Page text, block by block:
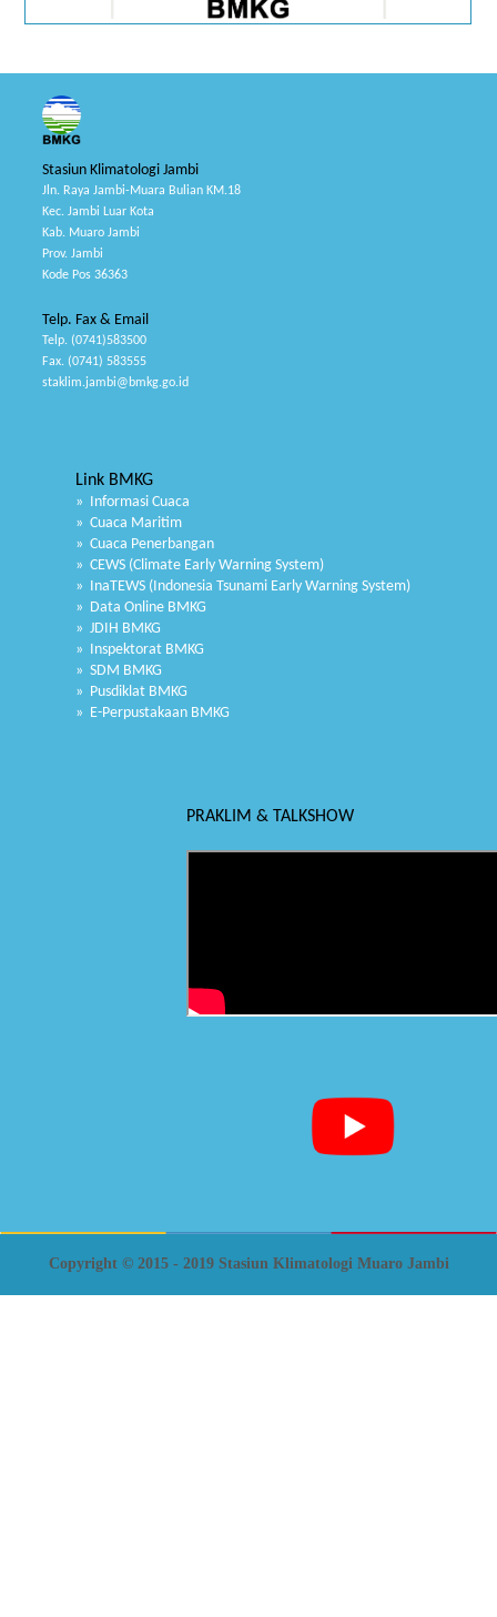
Stasiun Klimatologi Jambi
Jln. Raya Jambi-Muara Bulian KM.18
Kec. Jambi Luar Kota
Kab. Muaro Jambi
Prov. Jambi
Kode Pos 36363
Telp. Fax & Email
Telp. (0741)583500
Fax. (0741) 583555
staklim.jambi@bmkg.go.id
Link BMKG
» Informasi Cuaca
» Cuaca Maritim
» Cuaca Penerbangan
» CEWS (Climate Early Warning System)
» InaTEWS (Indonesia Tsunami Early Warning System)
» Data Online BMKG
» JDIH BMKG
» Inspektorat BMKG
» SDM BMKG
» Pusdiklat BMKG
» E-Perpustakaan BMKG
PRAKLIM & TALKSHOW
Copyright © 2015 - 2019 Stasiun Klimatologi Muaro Jambi